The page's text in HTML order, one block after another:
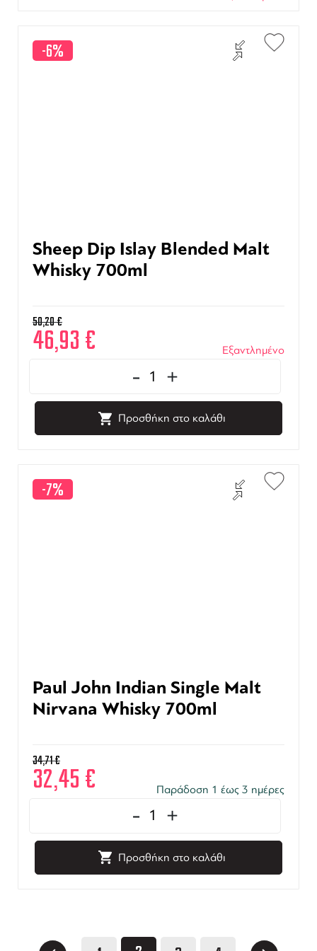
-6%
Sheep Dip Islay Blended Malt
Whisky 700ml
50,20€
46,93 € Εξαντλημένο
- +
Προσθήκη στο καλάθι
-7%
Paul John Indian Single Malt
Nirvana Whisky 700ml
34,71€
32,45 € Παράδοση 1 έως 3 ημέρες
- +
Προσθήκη στο καλάθι